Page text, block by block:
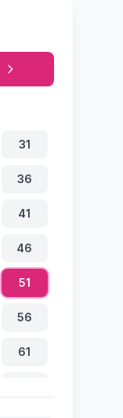
31
36
41
46
51
56
61